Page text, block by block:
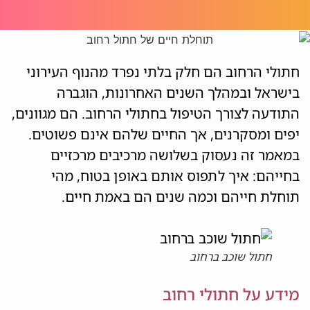
חתולי הרחוב הם חלק בלתי נפרד מהנוף העירוני
בישראל ובמהלך השנים האחרונות, הוגברה
התודעה לצורך הטיפול בחתולי הרחוב. הם מגוונים,
יפים ומסקרנים, אך החיים שלהם אינם פשוטים.
במאמר זה נעסוק בשלושה מרכיבים מרכזיים
בחייהם: איך לתפוס אותם באופן בטוח, מהי
תוחלת חייהם וכמה שנים הם באמת חיים.
חתול שוכב ברחוב
מידע על חתולי רחוב